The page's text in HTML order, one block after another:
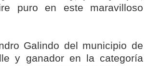
puro en este maravilloso
Galindo del municipio de
y ganador en la categoría